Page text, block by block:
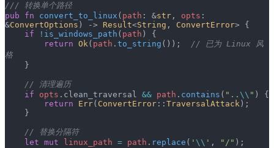
/// 转换单个路径
pub fn convert_to_linux ( path : &str , opts :
&ConvertOptions ) -> Result<String , ConvertError> {
    if
! is_windows_path ( path ) {
        return
Ok( path . to_string ()); // 已为 Linux 风
格
    }
    // 清理遍历
    if
opts .clean_traversal && path . contains ( ".. \\ " ) {
        return
Err( ConvertError :: TraversalAttack );
    }
    // 替换分隔符
    let
mut linux_path = path . replace ( ' \\ ' , "/" );